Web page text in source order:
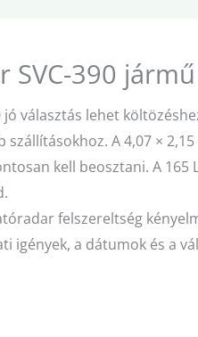
SVC-390
jó választás lehet
szállításokhoz. A 4,07 ×
kell beosztani. A 165
felszereltség
igények, a dátumok és a